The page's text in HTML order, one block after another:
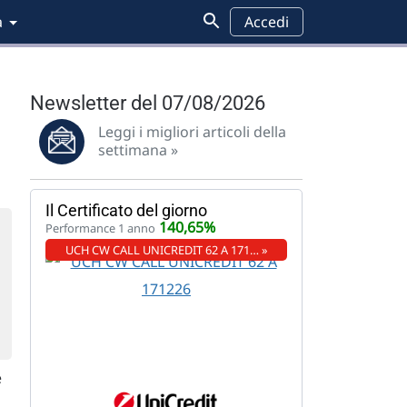
Accedi
Newsletter del 07/08/2026
Leggi i migliori articoli della
settimana »
Il Certificato del giorno
Performance 1 anno 140,65%
UCH CW CALL UNICREDIT 62 A 171… »